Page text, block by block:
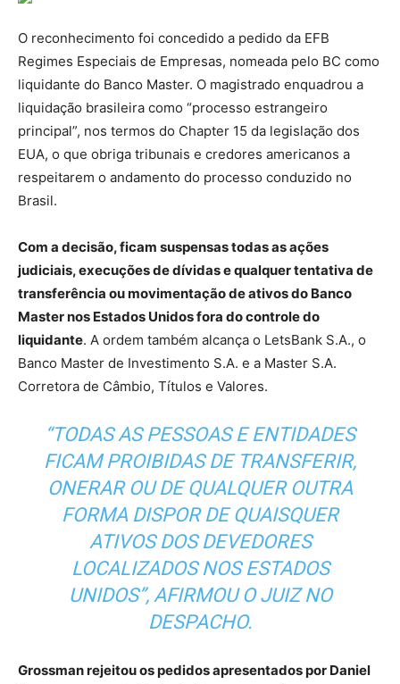
O reconhecimento foi concedido a pedido da EFB
Regimes Especiais de Empresas, nomeada pelo BC como
liquidante do Banco Master. O magistrado enquadrou a
liquidação brasileira como “processo estrangeiro
principal”, nos termos do Chapter 15 da legislação dos
EUA, o que obriga tribunais e credores americanos a
respeitarem o andamento do processo conduzido no
Brasil.
Com a decisão, ficam suspensas todas as ações
judiciais, execuções de dívidas e qualquer tentativa de
transferência ou movimentação de ativos do Banco
Master nos Estados Unidos fora do controle do
liquidante. A ordem também alcança o LetsBank S.A., o
Banco Master de Investimento S.A. e a Master S.A.
Corretora de Câmbio, Títulos e Valores.
“TODAS AS PESSOAS E ENTIDADES
FICAM PROIBIDAS DE TRANSFERIR,
ONERAR OU DE QUALQUER OUTRA
FORMA DISPOR DE QUAISQUER
ATIVOS DOS DEVEDORES
LOCALIZADOS NOS ESTADOS
UNIDOS”, AFIRMOU O JUIZ NO
DESPACHO.
Grossman rejeitou os pedidos apresentados por Daniel